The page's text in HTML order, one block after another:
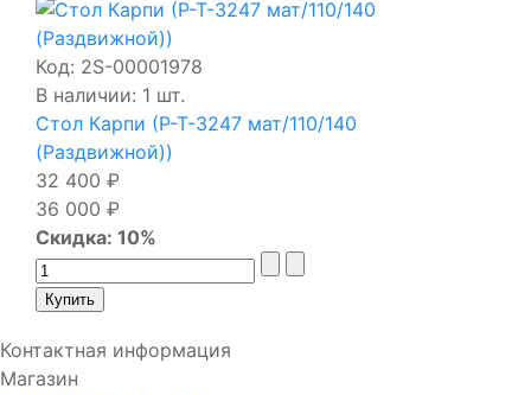
Код: 2S-00001978
В наличии: 1 шт.
Стол Карпи (Р-Т-3247 мат/110/140
(Раздвижной))
32 400 ₽
36 000 ₽
Скидка: 10%
Контактная информация
Магазин